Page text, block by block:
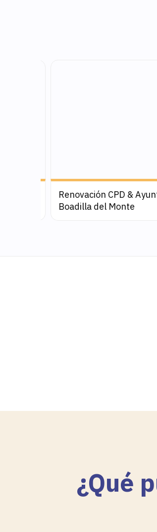
SESPA, infraestructura
en la red hospitalaria
¿Qué